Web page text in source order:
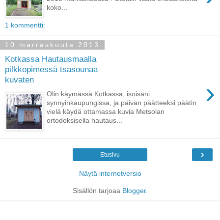
koko...
1 kommentti:
10 marraskuuta 2013
Kotkassa Hautausmaalla
pilkkopimessä tsasounaa
kuvaten
›
Olin käymässä Kotkassa, isoisäni
synnyinkaupungissa, ja päivän päätteeksi päätin
vielä käydä ottamassa kuvia Metsolan
ortodoksisella hautaus...
›
Etusivu
Näytä internetversio
Sisällön tarjoaa Blogger.